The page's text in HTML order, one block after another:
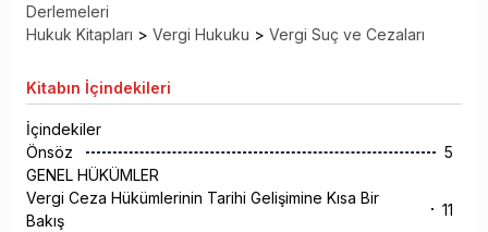
Derlemeleri
Hukuk Kitapları > Vergi Hukuku > Vergi Suç ve Cezaları
Kitabın İçindekileri
İçindekiler
Önsöz
5
GENEL HÜKÜMLER
Vergi Ceza Hükümlerinin Tarihi Gelişimine Kısa Bir
Bakış
11